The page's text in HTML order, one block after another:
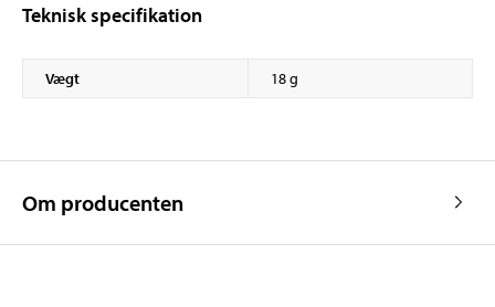
Teknisk specifikation
Vægt 18 g
Om producenten